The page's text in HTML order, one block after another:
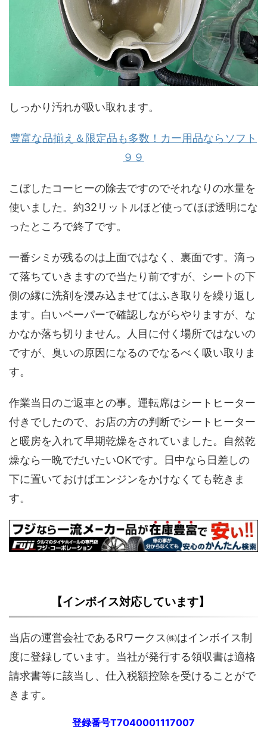
しっかり汚れが吸い取れます。
豊富な品揃え＆限定品も多数！カー用品ならソフト
９９
こぼしたコーヒーの除去ですのでそれなりの水量を
使いました。約32リットルほど使ってほぼ透明にな
ったところで終了です。
一番シミが残るのは上面ではなく、裏面です。滴っ
て落ちていきますので当たり前ですが、シートの下
側の縁に洗剤を浸み込ませてはふき取りを繰り返し
ます。白いペーパーで確認しながらやりますが、な
かなか落ち切りません。人目に付く場所ではないの
ですが、臭いの原因になるのでなるべく吸い取りま
す。
作業当日のご返車との事。運転席はシートヒーター
付きでしたので、お店の方の判断でシートヒーター
と暖房を入れて早期乾燥をされていました。自然乾
燥なら一晩でだいたいOKです。日中なら日差しの
下に置いておけばエンジンをかけなくても乾きま
す。
【インボイス対応しています】
当店の運営会社であるRワークス㈱はインボイス制
度に登録しています。当社が発行する領収書は適格
請求書等に該当し、仕入税額控除を受けることがで
きます。
登録番号T7040001117007